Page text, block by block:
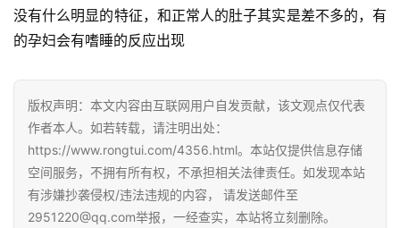
A
i
察
电
商
运
营
没有什么明显的特征，和正常人的肚子其实是差不多的，有
的孕妇会有嗜睡的反应出现
版权声明：本文内容由互联网用户自发贡献，该文观点仅代表
作者本人。如若转载，请注明出处：
https://www.rongtui.com/4356.html。本站仅提供信息存储
空间服务，不拥有所有权，不承担相关法律责任。如发现本站
有涉嫌抄袭侵权/违法违规的内容， 请发送邮件至
2951220@qq.com举报，一经查实，本站将立刻删除。